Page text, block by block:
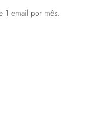
1 email por mês.